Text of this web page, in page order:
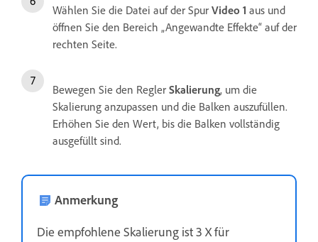
Wählen Sie die Datei auf der Spur Video 1 aus und
öffnen Sie den Bereich „Angewandte Effekte“ auf der
rechten Seite.
Bewegen Sie den Regler Skalierung, um die
Skalierung anzupassen und die Balken auszufüllen.
Erhöhen Sie den Wert, bis die Balken vollständig
ausgefüllt sind.
Anmerkung
Die empfohlene Skalierung ist 3 X für